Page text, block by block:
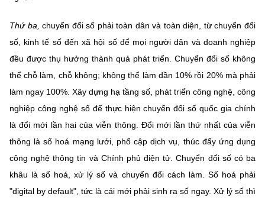
Thứ ba,chuyển đổi số phải toàn dân và toàn diện, từ chuyển đổi
số, kinh tế số đến xã hội số để mọi người dân và doanh nghiệp
đều được thụ hưởng thành quả phát triển. Chuyển đổi số không
thể chỗ làm, chỗ không; không thể làm dần 10% rồi 20% mà phải
làm ngay 100%. Xây dựng hạ tầng số, phát triển công nghệ, công
nghiệp công nghệ số để thực hiện chuyển đổi số quốc gia chính
là đổi mới lần hai của viễn thông. Đổi mới lần thứ nhất của viễn
thông là số hoá mạng lưới, phổ cập dịch vụ, thúc đẩy ứng dụng
công nghệ thông tin và Chính phủ điện tử. Chuyển đổi số có ba
khâu là số hoá, xử lý số và chuyển đổi cách làm. Số hoá phải
"digital by default", tức là cái mới phải sinh ra số ngay. Xử lý số thì